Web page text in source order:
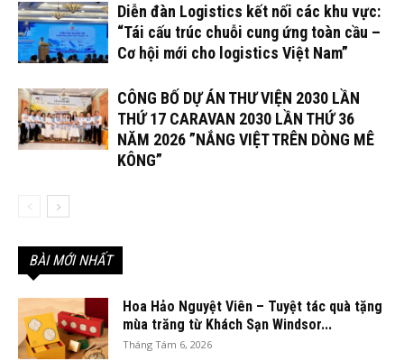
Diễn đàn Logistics kết nối các khu vực:
“Tái cấu trúc chuỗi cung ứng toàn cầu –
Cơ hội mới cho logistics Việt Nam”
CÔNG BỐ DỰ ÁN THƯ VIỆN 2030 LẦN
THỨ 17 CARAVAN 2030 LẦN THỨ 36
NĂM 2026 ”NẮNG VIỆT TRÊN DÒNG MÊ
KÔNG”
BÀI MỚI NHẤT
Hoa Hảo Nguyệt Viên – Tuyệt tác quà tặng
mùa trăng từ Khách Sạn Windsor...
Tháng Tám 6, 2026